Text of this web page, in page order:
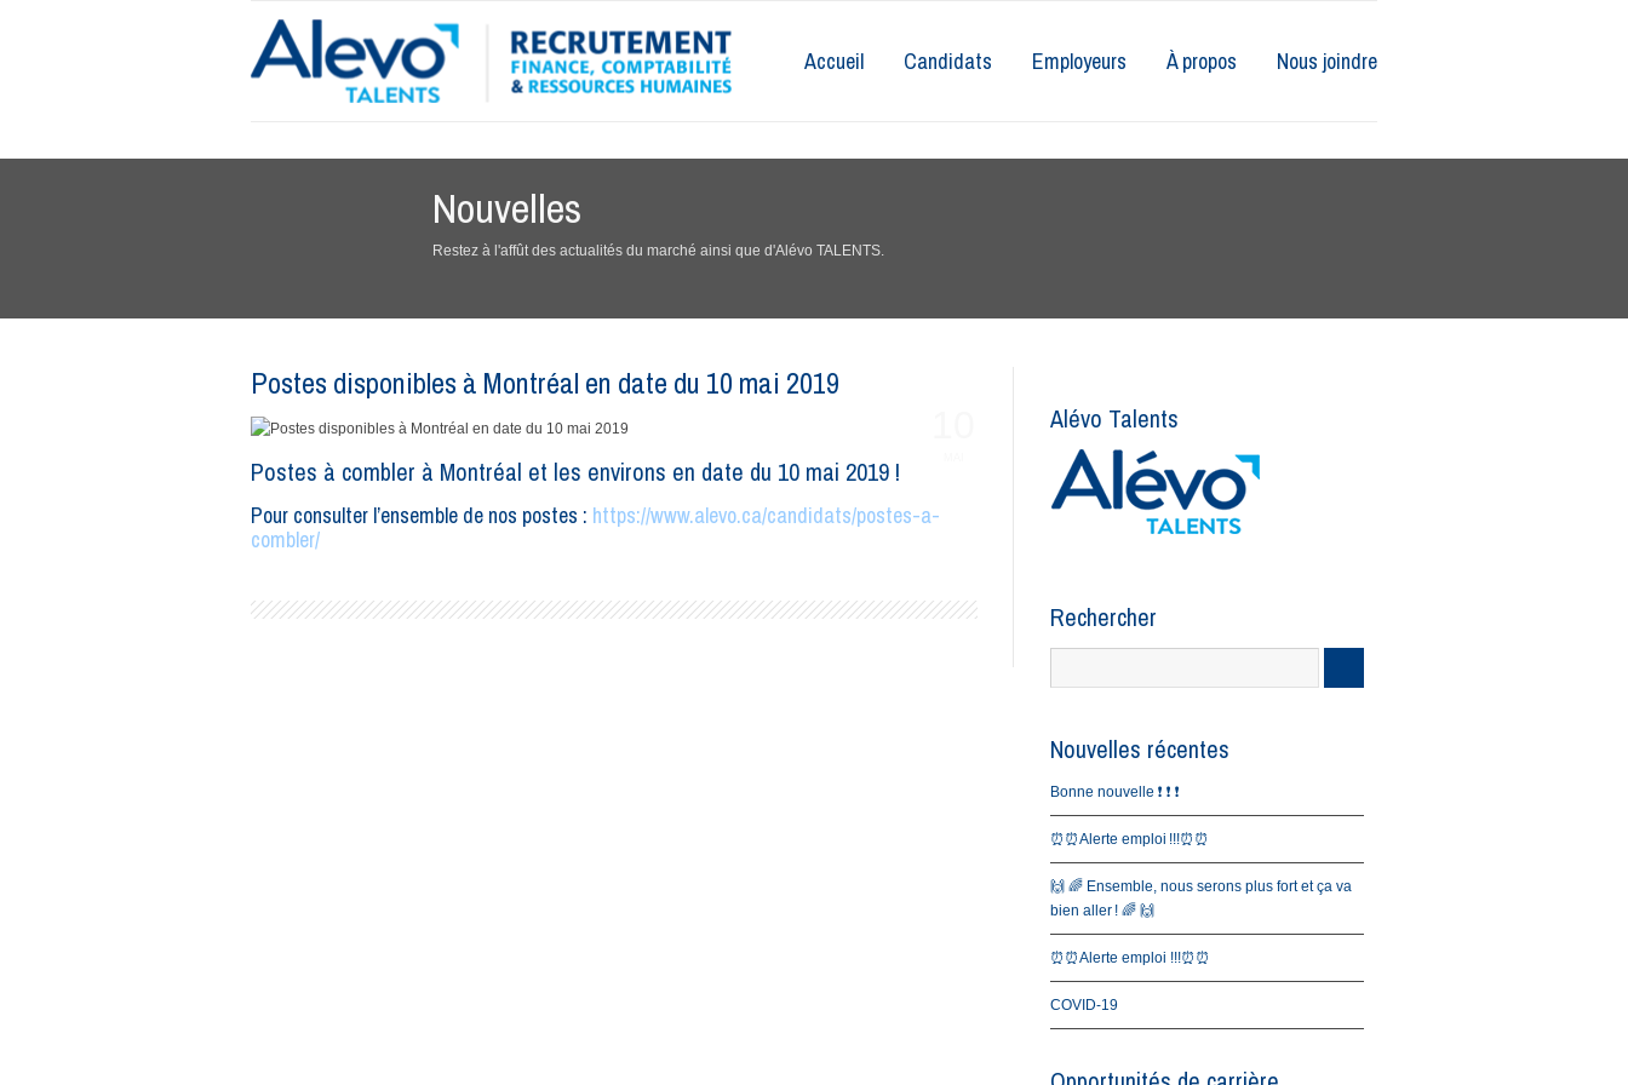
Accueil Candidats Employeurs À propos Nous joindre
Nouvelles
Restez à l'affût des actualités du marché ainsi que d'Alévo TALENTS.
Postes disponibles à Montréal en date du 10 mai 2019
Postes à combler à Montréal et les environs en date du 10 mai 2019 !
Pour consulter l’ensemble de nos postes : https://www.alevo.ca/candidats/postes-a-
combler/
Alévo Talents
Rechercher
Nouvelles récentes
Bonne nouvelle ❗️ ❗️ ❗️
⏰⏰Alerte emploi !!!⏰⏰
🙌 🌈 Ensemble, nous serons plus fort et ça va
bien aller ! 🌈 🙌
⏰⏰Alerte emploi !!!⏰⏰
COVID-19